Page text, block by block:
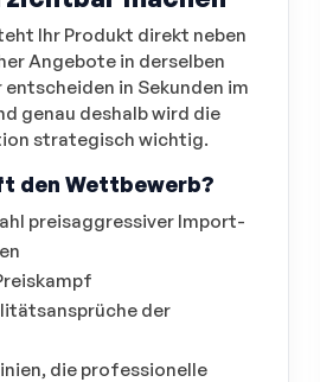
Ihr Produkt direkt neben
Angebote in derselben
in Sekunden im
genau deshalb wird die
strategisch wichtig.
den Wettbewerb?
preisaggressiver Import-
der
die professionelle